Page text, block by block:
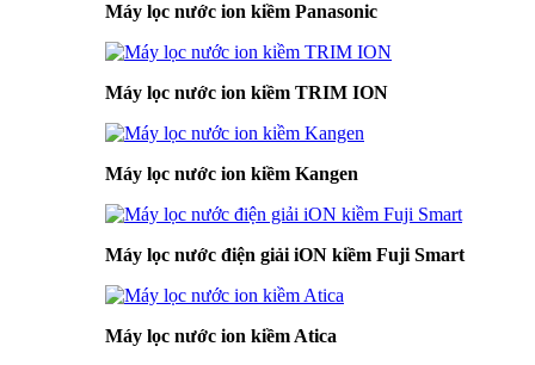
Máy lọc nước ion kiềm Panasonic
Máy lọc nước ion kiềm TRIM ION
Máy lọc nước ion kiềm Kangen
Máy lọc nước điện giải iON kiềm Fuji Smart
Máy lọc nước ion kiềm Atica